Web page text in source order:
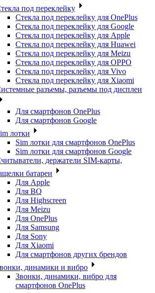
под переклейку
Стекла под переклейку для OnePlus
Стекла под переклейку для Google
Стекла под переклейку для Apple
Стекла под переклейку для Huawei
Стекла под переклейку для Meizu
Стекла под переклейку для OPPO
Стекла под переклейку для Vivo
Стекла под переклейку для Xiaomi
разъемы, разъемы под дисплеи
Для смартфонов OnePlus
Для смартфонов Google
лотки
Sim лотки для смартфонов OnePlus
Sim лотки для смартфонов Google
держатели SIM-карты,
батареи
Для Apple
Для BQ
Для Highscreen
Для Meizu
Для OnePlus
Для Samsung
Для Sony
Для Xiaomi
Для смартфонов других брендов
динамики и вибро
Звонки, динамики, вибро для
смартфонов OnePlus